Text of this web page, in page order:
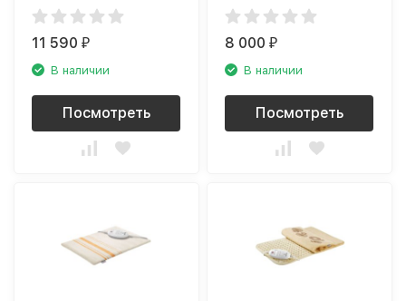
11 590₽
В наличии
Посмотреть
8 000₽
В наличии
Посмотреть